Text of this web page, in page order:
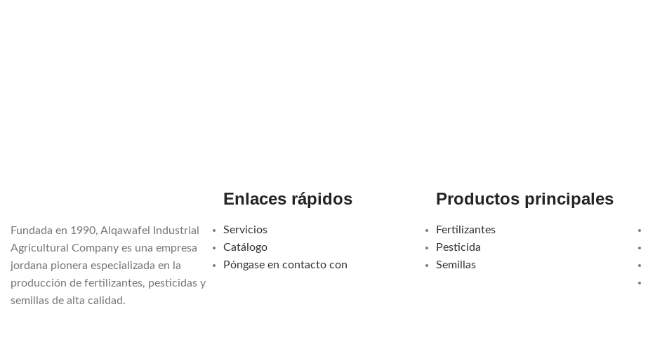
Fundada en 1990, Alqawafel Industrial
Agricultural Company es una empresa
jordana pionera especializada en la
producción de fertilizantes, pesticidas y
semillas de alta calidad.
Enlaces rápidos
Servicios
Catálogo
Póngase en contacto con
Productos principales
Fertilizantes
Pesticida
Semillas